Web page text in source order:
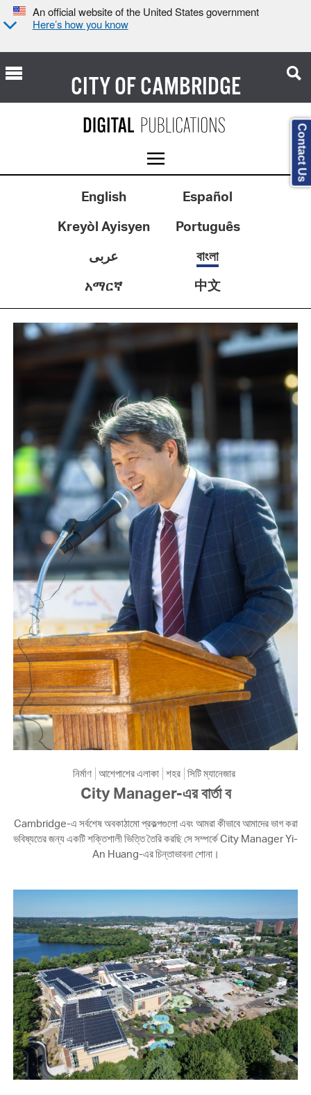
An official website of the United States government
Here’s how you know
CITY OFCAMBRIDGE
English
Español
Kreyòl Ayisyen
Português
عربى
বাংলা
አማርኛ
中文
নির্মাণ আশেপাশের এলাকা শহর সিটি ম্যানেজার
City Manager-এর বার্তা ব
Cambridge-এ সর্বশেষ অবকাঠামো প্রকল্পগুলো এবং আমরা কীভাবে আমাদের ভাগ করা
ভবিষ্যতের জন্য একটি শক্তিশালী ভিত্তি তৈরি করছি সে সম্পর্কে City Manager Yi-
An Huang-এর চিন্তাভাবনা শোনা।
Contact Us